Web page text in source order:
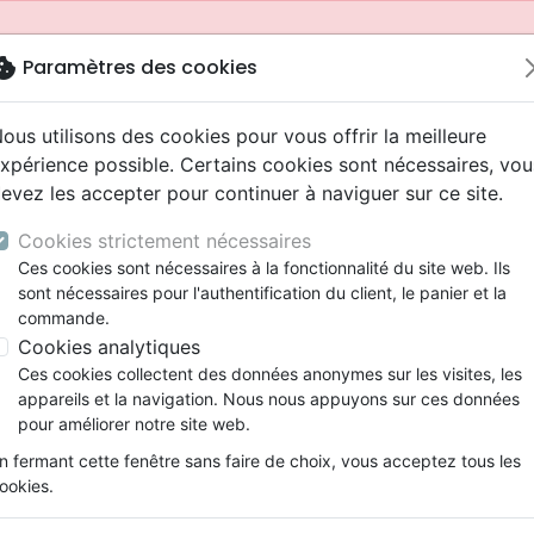
Nouveautés
Testaments
Etude biblique
Segond
Darby
Bandes dessinées
Souffrance, Relation d'aide
Ethique, société, politique
ans
Adolescents, jeunes
Latino, Folk
Soul
Rap, Hip-hop
Louange, Adoration
Pop, Rock
animés
conférences
Films, fiction
Jeux
Papeterie
depuis votre pays (United States).
Johannes Evangelium
Paramètres des cookies
utilisons des cookies pour vous offrir la meilleure
possible. Certains cookies sont nécessaires,
les accepter pour continuer à naviguer sur ce site.
Cookies strictement nécessaires
Ces cookies sont nécessaires à la fonctionnalité du site web. Ils
sont nécessaires pour l'authentification du client, le panier et la
commande.
Cookies analytiques
Ces cookies collectent des données anonymes sur les visites, les
appareils et la navigation. Nous nous appuyons sur ces données
pour améliorer notre site web.
fermant cette fenêtre sans faire de choix, vous acceptez tous les